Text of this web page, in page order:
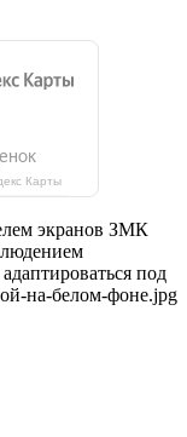
Карты
экранов ЗМК
ться под